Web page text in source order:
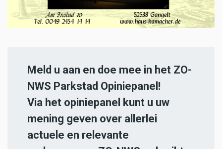
Meld u aan en doe mee in het ZO-
NWS Parkstad Opiniepanel!
Via het opiniepanel kunt u uw
mening geven over allerlei
actuele en relevante